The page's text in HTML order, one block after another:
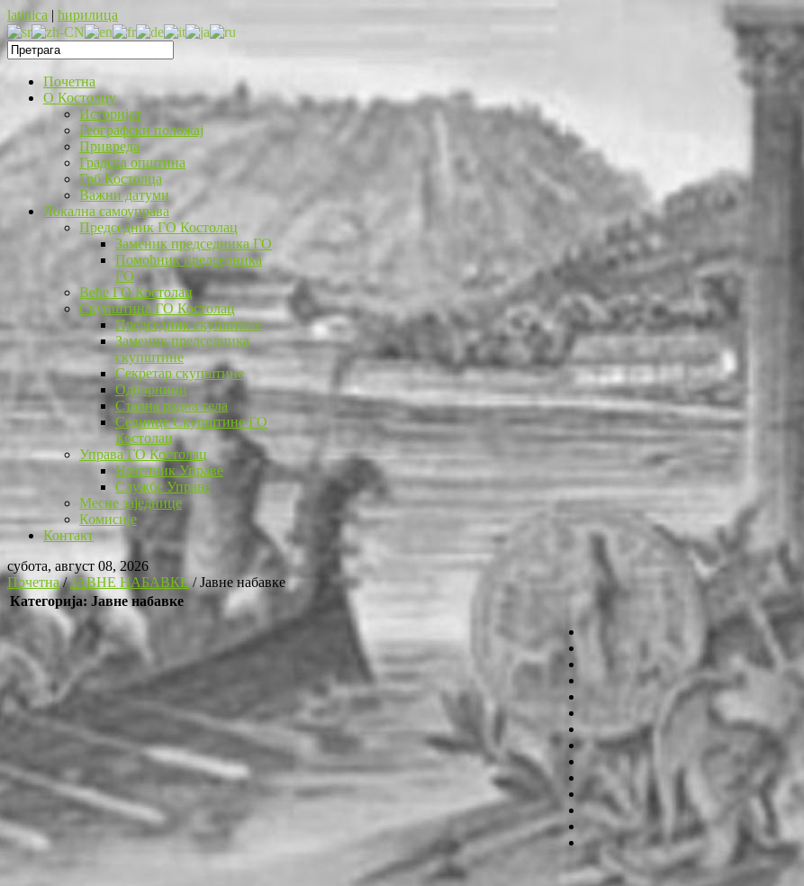
latinica | ћирилица
Почетна
O Костолцу
Историјат
Географски положај
Привреда
Градска општина
Грб Костолца
Важни датуми
Локална самоуправа
Председник ГО Костолац
Заменик председника ГО
Помоћник председника
ГО
Веће ГО Костолац
Скупштина ГО Костолац
Председник скупштине
Заменик председника
скупштине
Секретар скупштине
Одборници
Стална радна тела
Седнице Скупштине ГО
Костолац
Управа ГО Костолац
Начелник Управе
Службе Управе
Месне заједнице
Комисије
Контакт
субота, август 08, 2026
Почетна/ЈАВНЕ НАБАВКЕ/Јавне набавке
Категорија: Јавне набавке